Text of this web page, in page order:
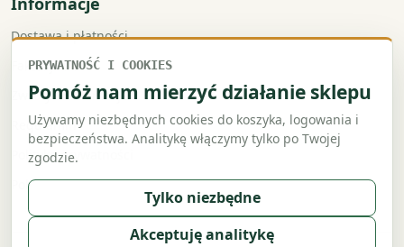
Dostawa i płatności
Faktury VAT
Zwroty i reklamacje
Regulamin
Polityka prywatności
Polityka cookies
PRYWATNOŚĆ I COOKIES
Pomóż nam mierzyć działanie sklepu
Używamy niezbędnych cookies do koszyka, logowania i
bezpieczeństwa. Analitykę włączymy tylko po Twojej
zgodzie.
Tylko niezbędne
Akceptuję analitykę